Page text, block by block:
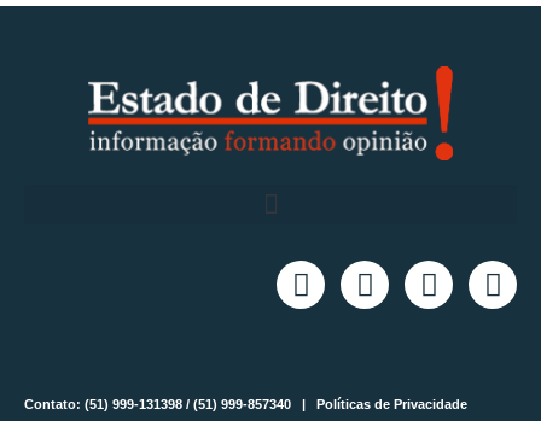
Contato: (51) 999-131398 / (51) 999-857340 | Políticas de Privacidade